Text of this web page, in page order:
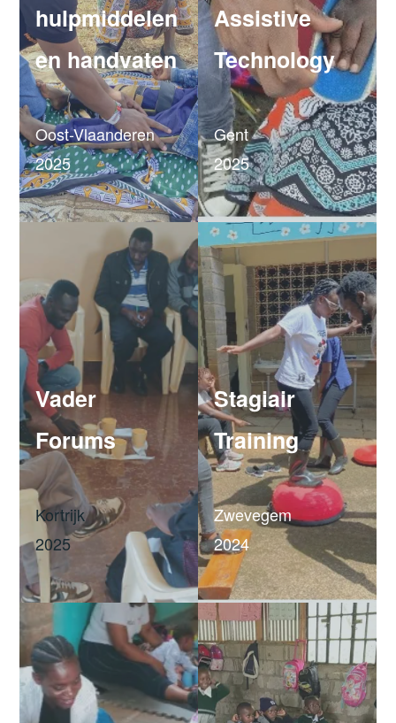
hulpmiddelen
en handvaten
Oost-Vlaanderen
2025
Assistive
Technology
Gent
2025
Vader
Forums
Kortrijk
2025
Stagiair
Training
Zwevegem
2024